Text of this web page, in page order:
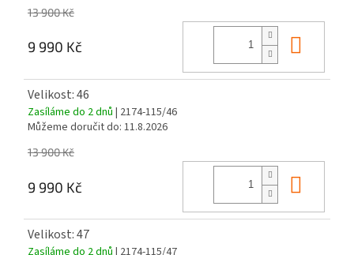
13 900 Kč
9 990 Kč
Velikost: 46
Zasíláme do 2 dnů | 2174-115/46
Můžeme doručit do: 11.8.2026
13 900 Kč
9 990 Kč
Velikost: 47